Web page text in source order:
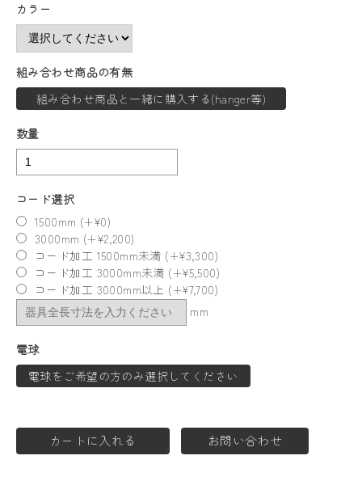
カラー
組み合わせ商品の有無
組み合わせ商品と一緒に購入する(hanger等)
数量
コード選択
1500mm (+¥0)
3000mm (+¥2,200)
コード加工 1500mm未満 (+¥3,300)
コード加工 3000mm未満 (+¥5,500)
コード加工 3000mm以上 (+¥7,700)
mm
電球
電球をご希望の方のみ選択してください
カートに入れる お問い合わせ